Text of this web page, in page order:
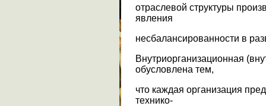
отраслевой структуры
явления
несбалансированности в
Внутриорганизационная
обусловлена тем,
что каждая организация
технико-